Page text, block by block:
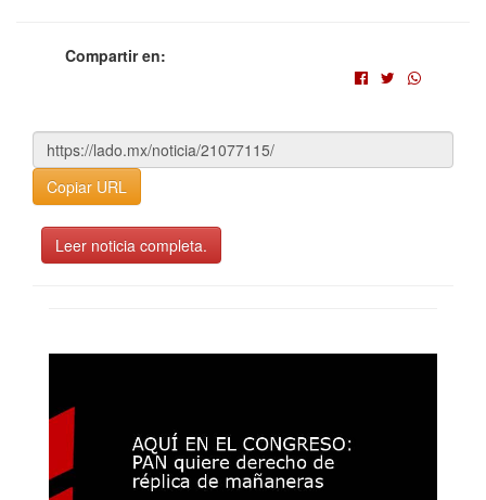
Compartir en:
Copiar URL
Leer noticia completa.